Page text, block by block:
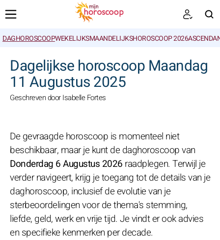
DAGHOROSCOOPWEKELIJKSMAANDELIJKSHOROSCOOP 2026
Dagelijkse horoscoop Maandag
11 Augustus 2025
Geschreven door Isabelle Fortes
De gevraagde horoscoop is momenteel niet
beschikbaar, maar je kunt de daghoroscoop van
Donderdag 6 Augustus 2026 raadplegen. Terwijl je
verder navigeert, krijg je toegang tot de details van je
daghoroscoop, inclusief de evolutie van je
sterbeoordelingen voor de thema's stemming,
liefde, geld, werk en vrije tijd. Je vindt er ook advies
en specifieke kenmerken per decade.